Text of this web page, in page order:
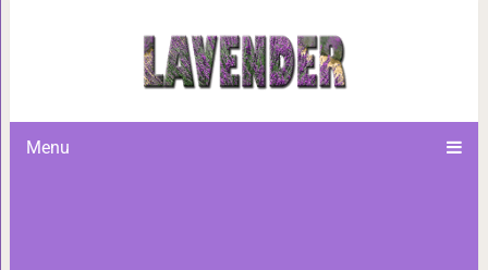
Menu
Инсульт: Запомните
спасти жизни